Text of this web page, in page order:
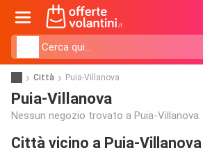
Città Puia-Villanova
Puia-Villanova
Nessun negozio trovato a Puia-Villanova.
Città vicino a Puia-Villanova